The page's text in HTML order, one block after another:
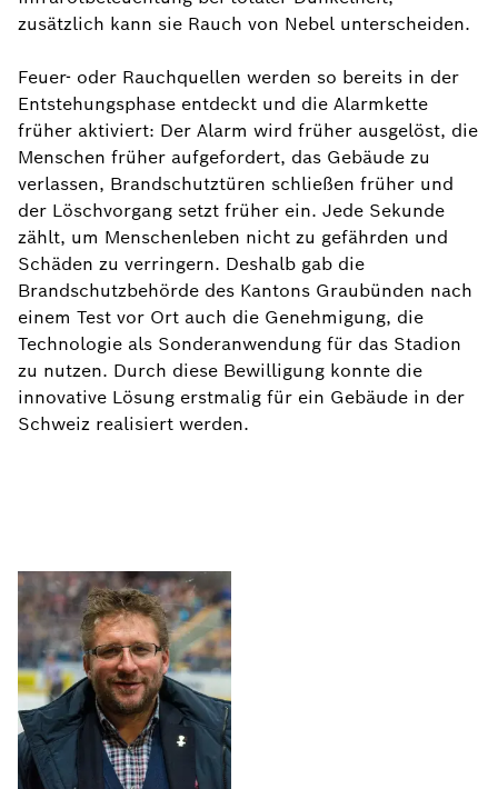
zusätzlich kann sie Rauch von Nebel unterscheiden.
Feuer- oder Rauchquellen werden so bereits in der
Entstehungsphase entdeckt und die Alarmkette
früher aktiviert: Der Alarm wird früher ausgelöst, die
Menschen früher aufgefordert, das Gebäude zu
verlassen, Brandschutztüren schließen früher und
der Löschvorgang setzt früher ein. Jede Sekunde
zählt, um Menschenleben nicht zu gefährden und
Schäden zu verringern. Deshalb gab die
Brandschutzbehörde des Kantons Graubünden nach
einem Test vor Ort auch die Genehmigung, die
Technologie als Sonderanwendung für das Stadion
zu nutzen. Durch diese Bewilligung konnte die
innovative Lösung erstmalig für ein Gebäude in der
Schweiz realisiert werden.